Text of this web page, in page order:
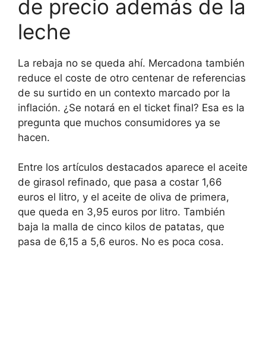
de precio además de la
leche
La rebaja no se queda ahí. Mercadona también
reduce el coste de otro centenar de referencias
de su surtido en un contexto marcado por la
inflación. ¿Se notará en el ticket final? Esa es la
pregunta que muchos consumidores ya se
hacen.
Entre los artículos destacados aparece el aceite
de girasol refinado, que pasa a costar 1,66
euros el litro, y el aceite de oliva de primera,
que queda en 3,95 euros por litro. También
baja la malla de cinco kilos de patatas, que
pasa de 6,15 a 5,6 euros. No es poca cosa.